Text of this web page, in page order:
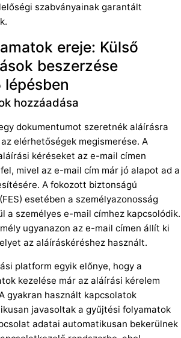
szabványainak garantált
ereje: Külső
beszerzése
hozzáadása
dokumentumot szeretnék aláírásra
elérhetőségek megismerése. A
kéréseket az e-mail címen
mivel az e-mail cím már jó alapot ad a
A fokozott biztonságú
esetében a személyazonosság
a személyes e-mail címhez kapcsolódik.
ugyanazon az e-mail címen állít ki
az aláíráskéréshez használt.
platform egyik előnye, hogy a
kezelése már az aláírási kérelem
gyakran használt kapcsolatok
javasoltak a gyűjtési folyamatok
adatai automatikusan bekerülnek